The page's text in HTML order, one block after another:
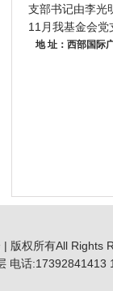
支部书记由李光
11月我基金会党
地 址：西部国
版权所有All Rights
电话:17392841413